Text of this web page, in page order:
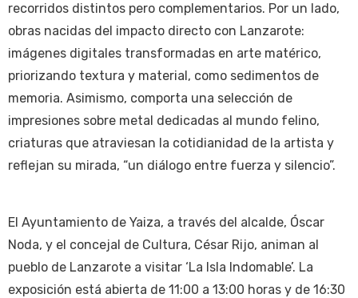
recorridos distintos pero complementarios. Por un lado,
obras nacidas del impacto directo con Lanzarote:
imágenes digitales transformadas en arte matérico,
priorizando textura y material, como sedimentos de
memoria. Asimismo, comporta una selección de
impresiones sobre metal dedicadas al mundo felino,
criaturas que atraviesan la cotidianidad de la artista y
reflejan su mirada, “un diálogo entre fuerza y silencio”.
El Ayuntamiento de Yaiza, a través del alcalde, Óscar
Noda, y el concejal de Cultura, César Rijo, animan al
pueblo de Lanzarote a visitar ‘La Isla Indomable’. La
exposición está abierta de 11:00 a 13:00 horas y de 16:30